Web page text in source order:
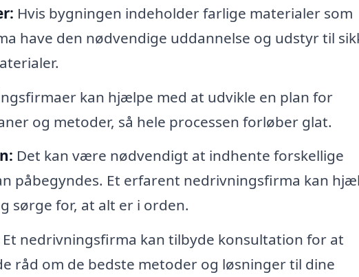
Hvis bygningen indeholder farlige materialer som
have den nødvendige uddannelse og udstyr til
kan hjælpe med at udvikle en plan for
og metoder, så hele processen forløber glat.
Det kan være nødvendigt at indhente forskellige
påbegyndes. Et erfarent nedrivningsfirma kan
sørge for, at alt er i orden.
Et nedrivningsfirma kan tilbyde konsultation for at
råd om de bedste metoder og løsninger til dine